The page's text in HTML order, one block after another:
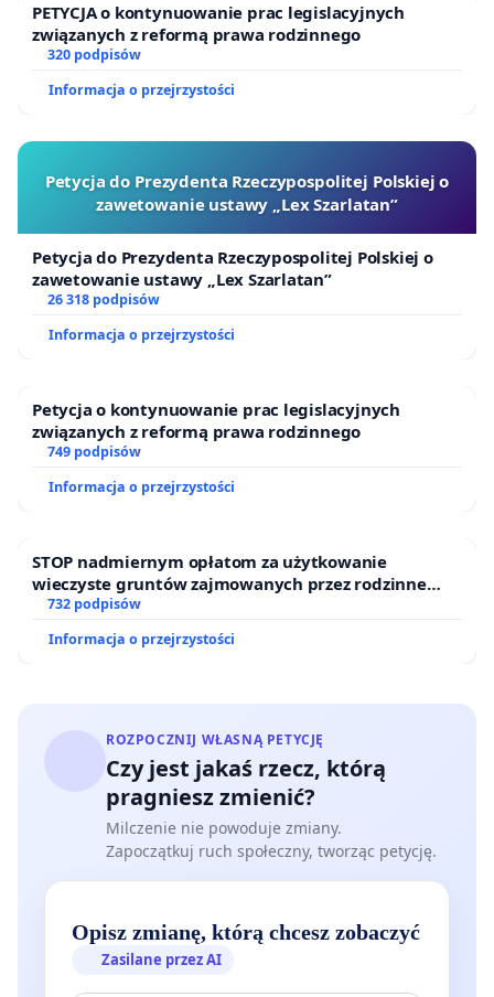
PETYCJA o kontynuowanie prac legislacyjnych
związanych z reformą prawa rodzinnego
320 podpisów
Informacja o przejrzystości
Petycja do Prezydenta Rzeczypospolitej Polskiej o
zawetowanie ustawy „Lex Szarlatan”
Petycja do Prezydenta Rzeczypospolitej Polskiej o
zawetowanie ustawy „Lex Szarlatan”
26 318 podpisów
Informacja o przejrzystości
Petycja o kontynuowanie prac legislacyjnych
związanych z reformą prawa rodzinnego
749 podpisów
Informacja o przejrzystości
STOP nadmiernym opłatom za użytkowanie
wieczyste gruntów zajmowanych przez rodzinne
ogrody działkowe.
732 podpisów
Informacja o przejrzystości
ROZPOCZNIJ WŁASNĄ PETYCJĘ
Czy jest jakaś rzecz, którą
pragniesz zmienić?
Milczenie nie powoduje zmiany.
Zapoczątkuj ruch społeczny, tworząc petycję.
Opisz zmianę, którą chcesz zobaczyć
Zasilane przez AI